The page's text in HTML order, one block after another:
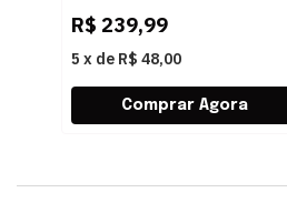
R$ 239,99
5 x de R$ 48,00